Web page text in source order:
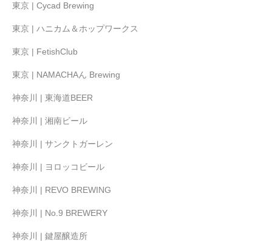
東京 | Cycad Brewing
東京 | ハニカム＆ホップワークス
東京 | FetishClub
東京 | NAMACHAん Brewing
神奈川 | 東海道BEER
神奈川 | 湘南ビール
神奈川 | サンクトガーレン
神奈川 | ヨロッコビール
神奈川 | REVO BREWING
神奈川 | No.9 BREWERY
神奈川 | 鍵屋醸造所